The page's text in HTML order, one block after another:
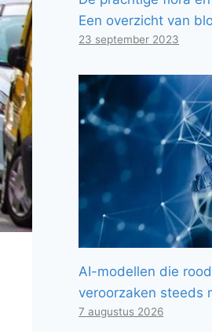
Een overzicht van
23 september 2023
AI-modellen die
veroorzaken steeds
7 augustus 2026